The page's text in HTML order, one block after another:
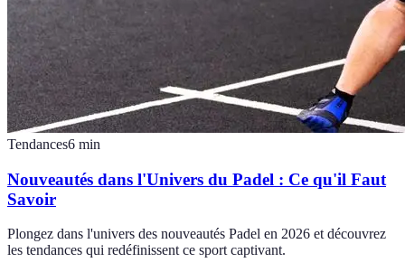
Tendances6 min
Nouveautés dans l'Univers du Padel : Ce qu'il Faut
Savoir
Plongez dans l'univers des nouveautés Padel en 2026 et découvrez
les tendances qui redéfinissent ce sport captivant.